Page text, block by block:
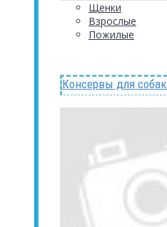
Щенки
Взрослые
Пожилые
Консервы для собак